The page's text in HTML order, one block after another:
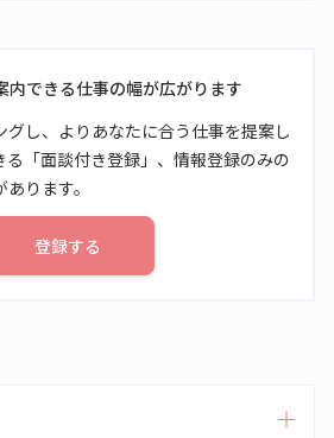
内できる仕事の幅が広がります
し、よりあなたに合う仕事を提案し
る「面談付き登録」、情報登録のみの
ります。
登録する